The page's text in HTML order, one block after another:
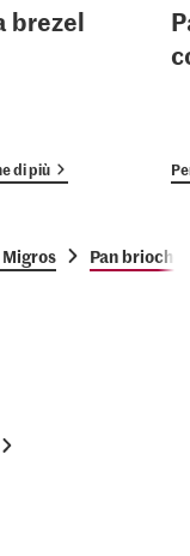
brezel
di più
Pan brioche